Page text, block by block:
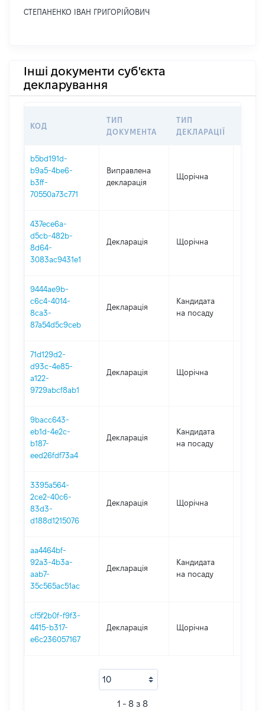
СТЕПАНЕНКО ІВАН ГРИГОРІЙОВИЧ
Інші документи суб'єкта
декларування
КОД
ТИП
ДОКУМЕНТА
ТИП
ДЕКЛАРАЦІЇ
b5bd191d-
b9a5-4be6-
b3ff-
70550a73c771
Виправлена
декларація
Щорічна
437ece6a-
d5cb-482b-
8d64-
3083ac9431e1
Декларація Щорічна
9444ae9b-
c6c4-4014-
8ca3-
87a54d5c9ceb
Декларація
Кандидата
на посаду
71d129d2-
d93c-4e85-
a122-
9729abcf8ab1
Декларація Щорічна
9bacc643-
eb1d-4e2c-
b187-
eed26fdf73a4
Декларація
Кандидата
на посаду
3395a564-
2ce2-40c6-
83d3-
d188d1215076
Декларація Щорічна
aa4464bf-
92a3-4b3a-
aab7-
35c565ac51ac
Декларація
Кандидата
на посаду
cf5f2b0f-f9f3-
4415-b317-
e6c236057167
Декларація Щорічна
1 - 8 з 8